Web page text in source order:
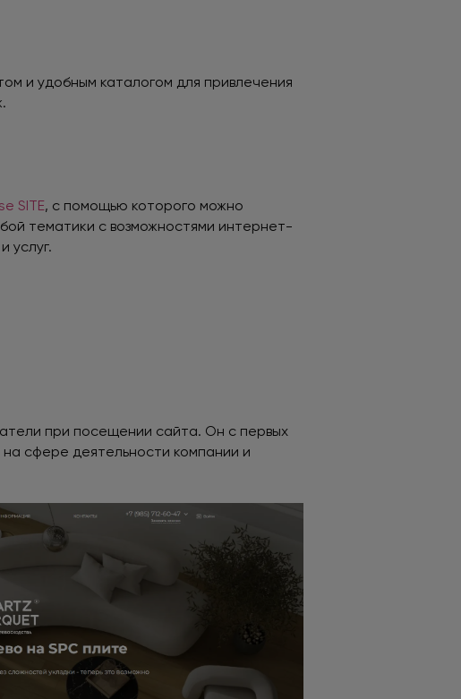
и удобным каталогом для привлечения
SITE, с помощью которого можно
тематики с возможностями интернет-
услуг.
при посещении сайта. Он с первых
сфере деятельности компании и